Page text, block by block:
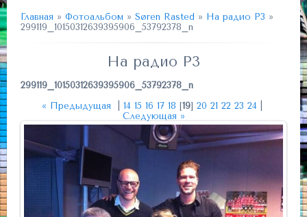
Главная » Фотоальбом » Søren Rasted » На радио P3 »
299119_10150312639395906_53792378_n
На радио P3
299119_10150312639395906_53792378_n
« Предыдущая
14 15 16 17 18 [19] 20 21 22 23 24|
Следующая »